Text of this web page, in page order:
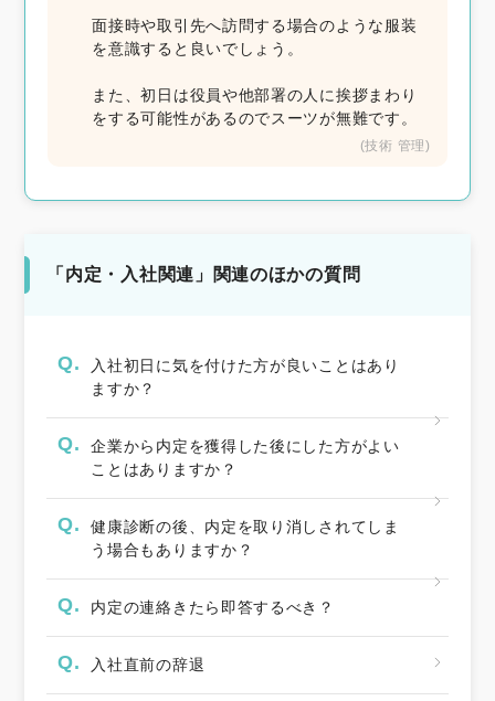
面接時や取引先へ訪問する場合のような服装
を意識すると良いでしょう。
また、初日は役員や他部署の人に挨拶まわり
をする可能性があるのでスーツが無難です。
(技術 管理)
「内定・入社関連」関連のほかの質問
Q.
入社初日に気を付けた方が良いことはあり
ますか？
Q.
企業から内定を獲得した後にした方がよい
ことはありますか？
Q.
健康診断の後、内定を取り消しされてしま
う場合もありますか？
Q. 内定の連絡きたら即答するべき？
Q. 入社直前の辞退